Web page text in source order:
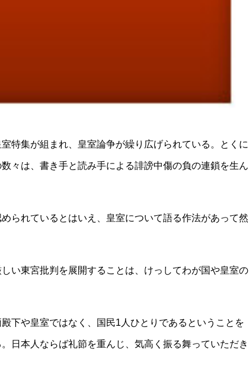
特集が組まれ、皇室論争が繰り広げられている。とくに
々は、書き手と読み手による誹謗中傷の負の連鎖を生ん
られているとはいえ、皇室について語る作法があって然
い東宮批判を展開することは、けっしてわが国や皇室の
下や皇室ではなく、国民1人ひとりであるということを
日本人ならば礼節を重んじ、気高く振る舞っていただき